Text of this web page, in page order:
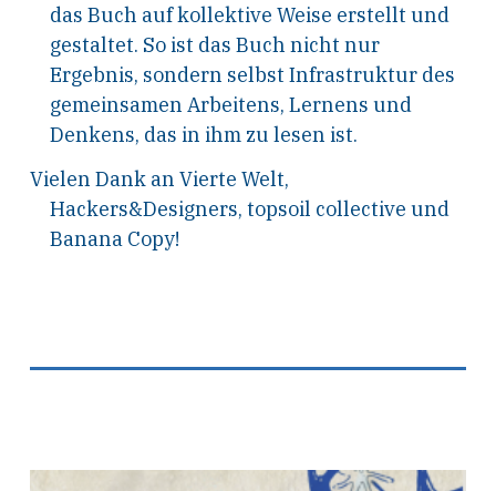
das Buch auf kollektive Weise erstellt und
gestaltet. So ist das Buch nicht nur
Ergebnis, sondern selbst Infrastruktur des
gemeinsamen Arbeitens, Lernens und
Denkens, das in ihm zu lesen ist.
Vielen Dank an Vierte Welt,
Hackers&Designers, topsoil collective und
Banana Copy!